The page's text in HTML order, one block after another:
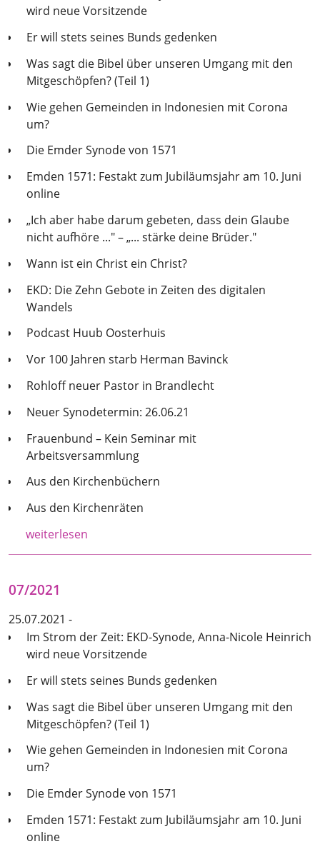
wird neue Vorsitzende
Er will stets seines Bunds gedenken
Was sagt die Bibel über unseren Umgang mit den
Mitgeschöpfen? (Teil 1)
Wie gehen Gemeinden in Indonesien mit Corona
um?
Die Emder Synode von 1571
Emden 1571: Festakt zum Jubiläumsjahr am 10. Juni
online
„Ich aber habe darum gebeten, dass dein Glaube
nicht aufhöre ..." – „... stärke deine Brüder."
Wann ist ein Christ ein Christ?
EKD: Die Zehn Gebote in Zeiten des digitalen
Wandels
Podcast Huub Oosterhuis
Vor 100 Jahren starb Herman Bavinck
Rohloff neuer Pastor in Brandlecht
Neuer Synodetermin: 26.06.21
Frauenbund – Kein Seminar mit
Arbeitsversammlung
Aus den Kirchenbüchern
Aus den Kirchenräten
weiterlesen
07/2021
25.07.2021 -
Im Strom der Zeit: EKD-Synode, Anna-Nicole Heinrich
wird neue Vorsitzende
Er will stets seines Bunds gedenken
Was sagt die Bibel über unseren Umgang mit den
Mitgeschöpfen? (Teil 1)
Wie gehen Gemeinden in Indonesien mit Corona
um?
Die Emder Synode von 1571
Emden 1571: Festakt zum Jubiläumsjahr am 10. Juni
online